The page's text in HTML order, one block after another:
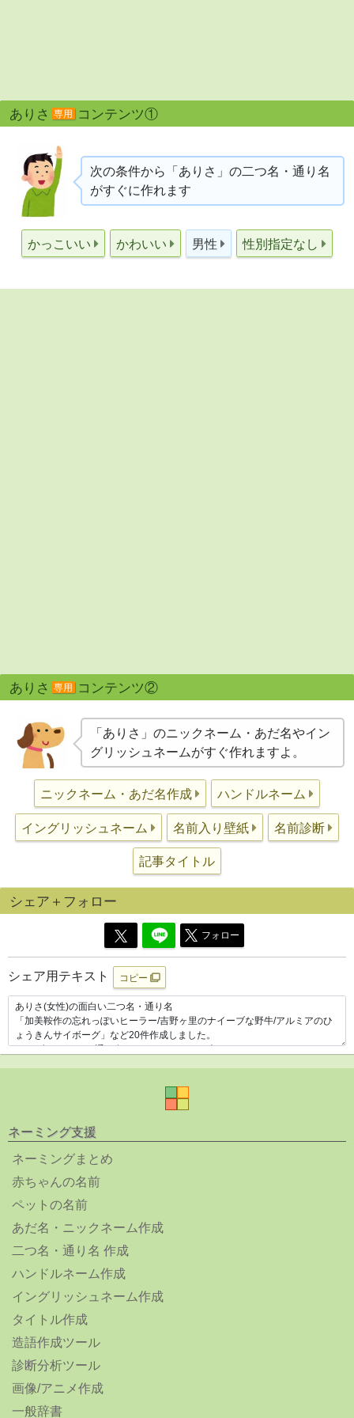
ありさ 専用 コンテンツ①
次の条件から「ありさ」の二つ名・通り名
がすぐに作れます
かっこいい かわいい 男性 性別指定なし
ありさ 専用 コンテンツ②
「ありさ」のニックネーム・あだ名やイン
グリッシュネームがすぐ作れますよ。
ニックネーム・あだ名作成 ハンドルネーム
イングリッシュネーム 名前入り壁紙 名前診断
記事タイトル
シェア＋フォロー
フォロー
シェア用テキスト コピー
ネーミング支援
ネーミングまとめ
赤ちゃんの名前
ペットの名前
あだ名・ニックネーム作成
二つ名・通り名 作成
ハンドルネーム作成
イングリッシュネーム作成
タイトル作成
造語作成ツール
診断分析ツール
画像/アニメ作成
一般辞書